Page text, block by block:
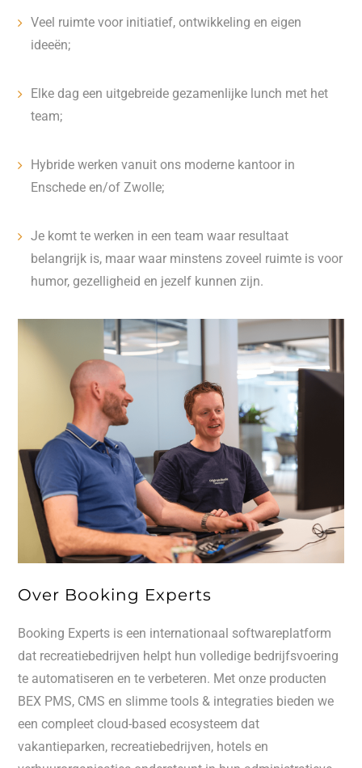
Veel ruimte voor initiatief, ontwikkeling en eigen
ideeën;
Elke dag een uitgebreide gezamenlijke lunch met het
team;
Hybride werken vanuit ons moderne kantoor in
Enschede en/of Zwolle;
Je komt te werken in een team waar resultaat
belangrijk is, maar waar minstens zoveel ruimte is voor
humor, gezelligheid en jezelf kunnen zijn.
Over Booking Experts
Booking Experts is een internationaal softwareplatform
dat recreatiebedrijven helpt hun volledige bedrijfsvoering
te automatiseren en te verbeteren. Met onze producten
BEX PMS, CMS en slimme tools & integraties bieden we
een compleet cloud-based ecosysteem dat
vakantieparken, recreatiebedrijven, hotels en